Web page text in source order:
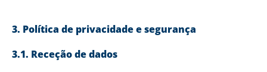
3. Política de privacidade e segurança
3.1. Receção de dados